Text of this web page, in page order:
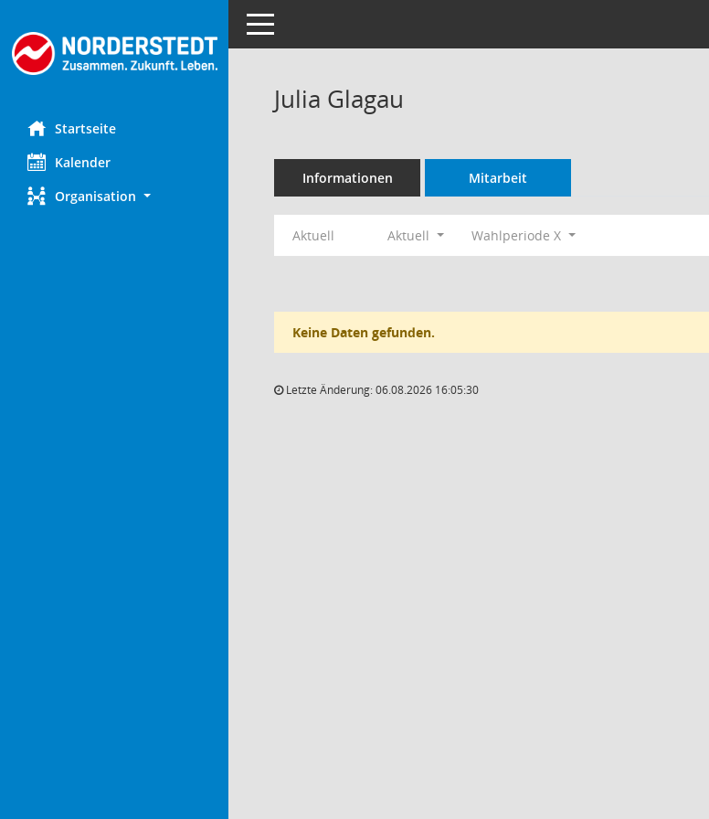
Startseite
Kalender
Organisation
Toggle navigation
Julia Glagau
Informationen Mitarbeit
Aktuell Aktuell Wahlperiode X
Keine Daten gefunden.
Letzte Änderung: 06.08.2026 16:05:30